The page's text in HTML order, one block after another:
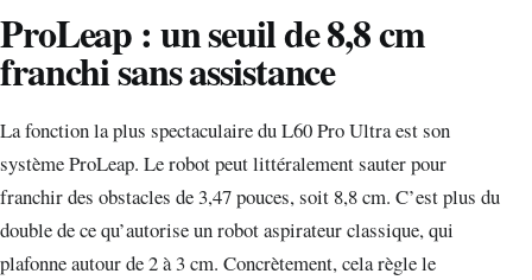
ProLeap : un seuil de 8,8 cm
franchi sans assistance
La fonction la plus spectaculaire du L60 Pro Ultra est son
système ProLeap. Le robot peut littéralement sauter pour
franchir des obstacles de 3,47 pouces, soit 8,8 cm. C’est plus du
double de ce qu’autorise un robot aspirateur classique, qui
plafonne autour de 2 à 3 cm. Concrètement, cela règle le